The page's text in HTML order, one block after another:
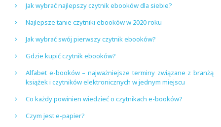
Jak wybrać najlepszy czytnik ebooków dla siebie?
Najlepsze tanie czytniki ebooków w 2020 roku
Jak wybrać swój pierwszy czytnik ebooków?
Gdzie kupić czytnik ebooków?
Alfabet e-booków – najważniejsze terminy związane z branżą
książek i czytników elektronicznych w jednym miejscu
Co każdy powinien wiedzieć o czytnikach e-booków?
Czym jest e-papier?